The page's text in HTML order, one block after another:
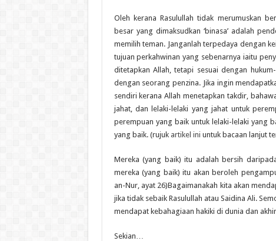
Oleh kerana Rasulullah tidak merumuskan
besar yang dimaksudkan ‘binasa’ adalah
memilih teman. Janganlah terpedaya dengan
tujuan perkahwinan yang sebenarnya iaitu
ditetapkan Allah, tetapi sesuai dengan
dengan seorang penzina. Jika ingin
sendiri kerana Allah menetapkan takdir,
jahat, dan lelaki-lelaki yang jahat untuk
perempuan yang baik untuk lelaki-lelaki yang
yang baik. (rujuk artikel ini untuk bacaan lanjut
Mereka (yang baik) itu adalah bersih
mereka (yang baik) itu akan beroleh
an-Nur, ayat 26)Bagaimanakah kita akan
jika tidak sebaik Rasulullah atau Saidina Ali.
mendapat kebahagiaan hakiki di dunia dan
Sekian…